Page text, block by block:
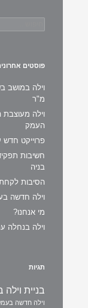
פוסטים
מ"ר
וילה מעוצבת
העמק
פרוייקט
חשיבות
בניה
הסיבות
וילה חדשה
מי אנחנו?
וילה בנחלה
תגיות
בניית
וילה חדשה